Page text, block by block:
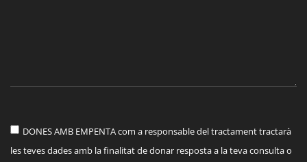
DONES AMB EMPENTA com a responsable del tractament tractarà
les teves dades amb la finalitat de donar resposta a la teva consulta o